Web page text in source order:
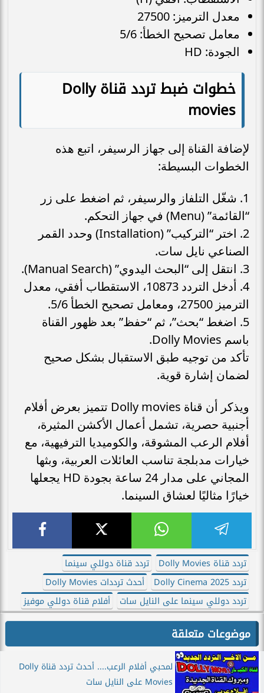
معدل الترميز: 27500
معامل تصحيح الخطأ: 5/6
الجودة: HD
خطوات ضبط تردد قناة Dolly
movies
لإضافة القناة إلى جهاز الرسيفر، اتبع هذه
الخطوات البسيطة:
1. شغّل التلفاز والرسيفر، ثم اضغط على زر
“القائمة” (Menu) في جهاز التحكم.
2. اختر “التركيب” (Installation) وحدد القمر
الصناعي نايل سات.
3. انتقل إلى “البحث اليدوي” (Manual Search).
4. أدخل التردد 10873، الاستقطاب أفقي، معدل
الترميز 27500، ومعامل تصحيح الخطأ 5/6.
5. اضغط “بحث”، ثم “حفظ” بعد ظهور القناة
باسم Dolly Movies.
تأكد من توجيه طبق الاستقبال بشكل صحيح
لضمان إشارة قوية.
ويذكر أن قناة Dolly movies تتميز بعرض أفلام
أجنبية حصرية، تشمل أعمال الأكشن المثيرة،
أفلام الرعب المشوقة، والكوميديا الترفيهية، مع
خيارات مدبلجة تناسب العائلات العربية، وبثها
المجاني على مدار 24 ساعة بجودة HD يجعلها
خيارًا مثاليًا لعشاق السينما.
تردد قناة Dolly Movies
تردد قناة دوللي سينما
تردد Dolly Cinema 2025
أحدث ترددات Dolly Movies
تردد دوللي سينما على النايل سات
أفلام قناة دوللي موفيز
موضوعات متعلقة
لمحبي أفلام الرعب.... أحدث تردد قناة Dolly
Movies على النايل سات